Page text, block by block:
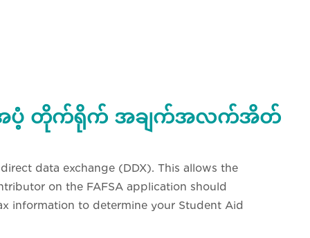
က်အပံ့ တိုက်ရိုက် အချက်အလက်အိတ်
data exchange (DDX). This allows the
on the FAFSA application should
information to determine your Student Aid